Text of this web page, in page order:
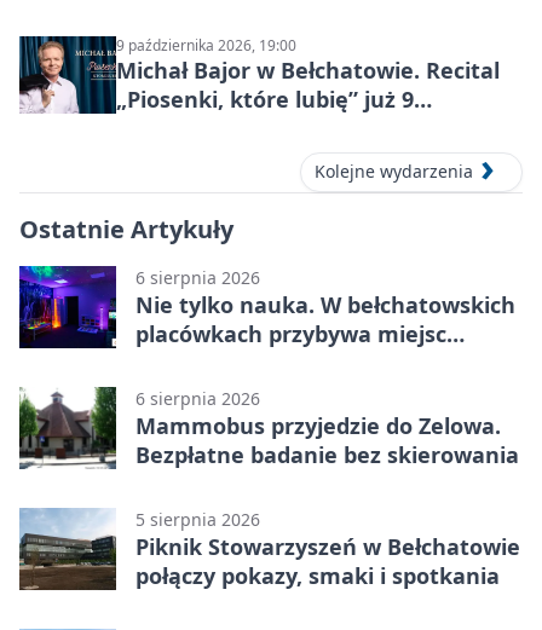
9 października 2026, 19:00
Michał Bajor w Bełchatowie. Recital
„Piosenki, które lubię” już 9
Kolejne wydarzenia
Ostatnie Artykuły
6 sierpnia 2026
Nie tylko nauka. W bełchatowskich
placówkach przybywa miejsc
6 sierpnia 2026
Mammobus przyjedzie do Zelowa.
Bezpłatne badanie bez skierowania
5 sierpnia 2026
Piknik Stowarzyszeń w Bełchatowie
połączy pokazy, smaki i spotkania